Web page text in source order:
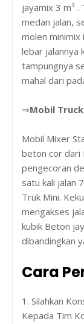
jayamix 3 m³
medan jalan,
molen minimix
lebar jalannya
tampungnya
mahal dari
⇒Mobil
Mobil Mixer
beton cor dari
pengecoran
satu kali jalan
Truk Mini.
mengakses
kubik Beton
dibandingkan
Cara
1. Silahkan
Kepada Tim